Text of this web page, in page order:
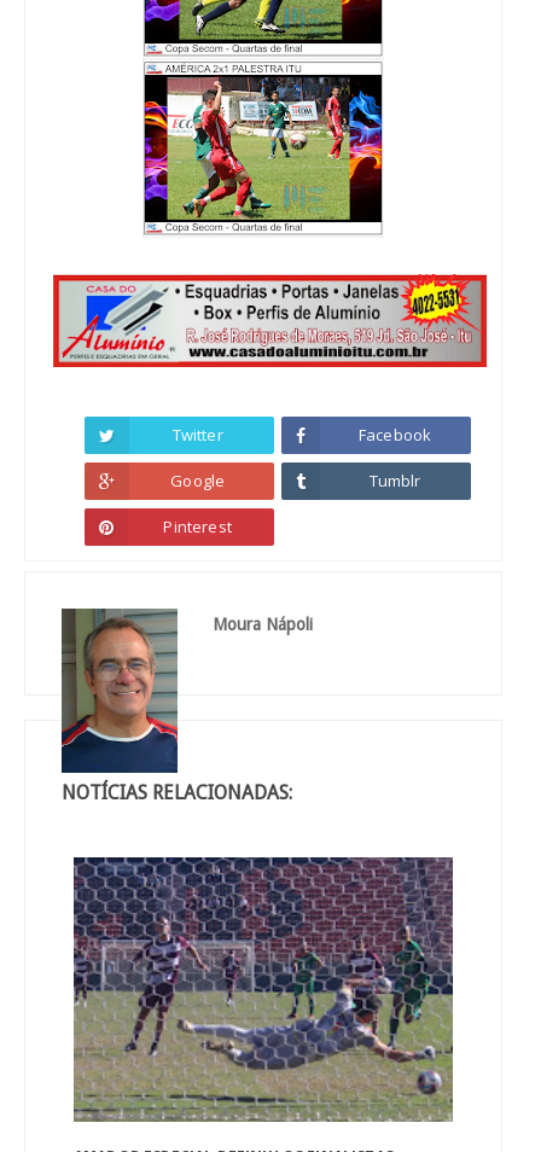
Twitter Facebook
Google Tumblr
Pinterest
Moura Nápoli
NOTÍCIAS RELACIONADAS: